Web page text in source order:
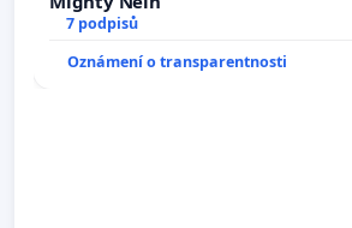
7 podpisů
Oznámení o transparentnosti